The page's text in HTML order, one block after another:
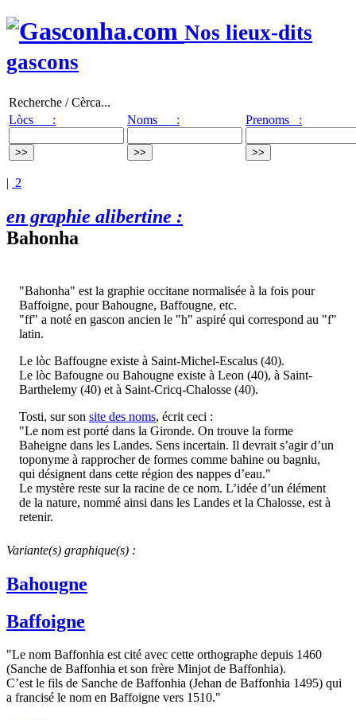
Nos lieux-dits
gascons
Recherche / Cèrca...
Lòcs :
Noms : Prenoms :
| 2
en graphie alibertine :
Bahonha
"Bahonha" est la graphie occitane normalisée à la fois pour
Baffoigne, pour Bahougne, Baffougne, etc.
"ff" a noté en gascon ancien le "h" aspiré qui correspond au "f"
latin.
Le lòc Baffougne existe à Saint-Michel-Escalus (40).
Le lòc Bafougne ou Bahougne existe à Leon (40), à Saint-
Barthelemy (40) et à Saint-Cricq-Chalosse (40).
Tosti, sur son site des noms, écrit ceci :
"Le nom est porté dans la Gironde. On trouve la forme
Baheigne dans les Landes. Sens incertain. Il devrait s’agir d’un
toponyme à rapprocher de formes comme bahine ou bagniu,
qui désignent dans cette région des nappes d’eau."
Le mystère reste sur la racine de ce nom. L’idée d’un élément
de la nature, nommé ainsi dans les Landes et la Chalosse, est à
retenir.
Variante(s) graphique(s) :
Bahougne
Baffoigne
"Le nom Baffonhia est cité avec cette orthographe depuis 1460
(Sanche de Baffonhia et son frère Minjot de Baffonhia).
C’est le fils de Sanche de Baffonhia (Jehan de Baffonhia 1495) qui
a francisé le nom en Baffoigne vers 1510."